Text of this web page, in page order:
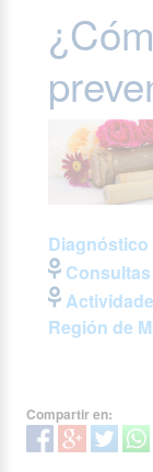
Región de
Compartir en: